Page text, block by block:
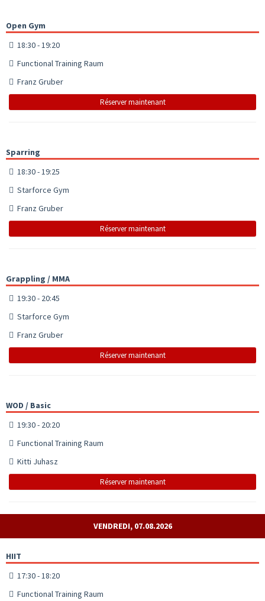
Open Gym
18:30 - 19:20
Functional Training Raum
Franz Gruber
Réserver maintenant
Sparring
18:30 - 19:25
Starforce Gym
Franz Gruber
Réserver maintenant
Grappling / MMA
19:30 - 20:45
Starforce Gym
Franz Gruber
Réserver maintenant
WOD / Basic
19:30 - 20:20
Functional Training Raum
Kitti Juhasz
Réserver maintenant
VENDREDI, 07.08.2026
HIIT
17:30 - 18:20
Functional Training Raum